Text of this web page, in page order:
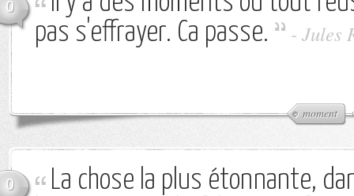
0
pas s'effrayer. Ca passe.
- Jules
moment
0
La chose la plus étonnante,